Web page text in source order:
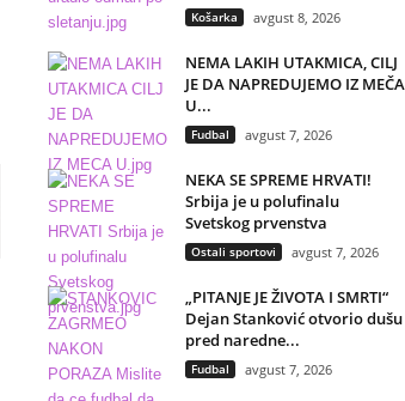
Košarka avgust 8, 2026
NEMA LAKIH UTAKMICA, CILJ
JE DA NAPREDUJEMO IZ MEČA
U...
Fudbal avgust 7, 2026
NEKA SE SPREME HRVATI!
Srbija je u polufinalu
Svetskog prvenstva
Ostali sportovi avgust 7, 2026
„PITANJE JE ŽIVOTA I SMRTI“
Dejan Stanković otvorio dušu
pred naredne...
Fudbal avgust 7, 2026